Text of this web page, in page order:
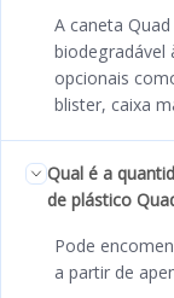
A caneta
biodegradável
opcionais
blister, caixa
Qual é a
de plástico
Pode
a partir de